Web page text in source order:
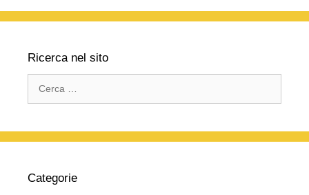
Ricerca nel sito
per:
Categorie